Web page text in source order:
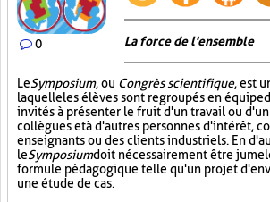
0 La force de l'ensemble
LeSymposium, ou Congrès scientifique, est
laquelle les élèves sont regroupés en équipe
invités à présenter le fruit d'un travail ou
collègues et à d'autres personnes d'intérêt,
enseignants ou des clients industriels. En
leSymposiumdoit nécessairement être
formule pédagogique telle qu'un projet
une étude de cas.